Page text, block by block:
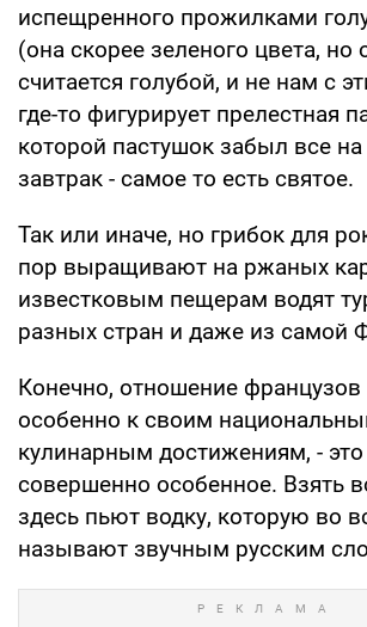
испещренного прожилками
(она скорее зеленого цвета, но
считается голубой, и не нам с
где-то фигурирует прелестная
которой пастушок забыл все
завтрак - самое то есть святое.
Так или иначе, но грибок для
пор выращивают на ржаных
известковым пещерам водят
разных стран и даже из самой
Конечно, отношение французов
особенно к своим
кулинарным достижениям, - это
совершенно особенное. Взять
здесь пьют водку, которую во
называют звучным русским